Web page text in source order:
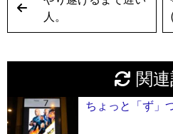
人。
関
ちょっと「ず」